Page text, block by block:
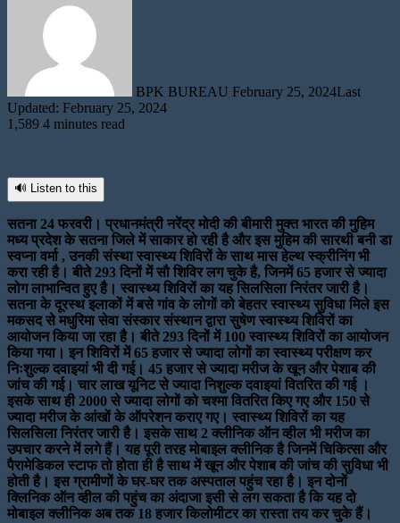
BPK BUREAU February 25, 2024Last
Updated: February 25, 2024
1,589 4 minutes read
🔊 Listen to this
सतना 24 फरवरी। प्रधानमंत्री नरेंद्र मोदी की बीमारी मुक्त भारत की मुहिम
मध्य प्रदेश के सतना जिले में साकार हो रही है और इस मुहिम की सारथी बनी डा
स्वप्ना वर्मा , उनकी संस्था स्वास्थ्य शिविरों के साथ मास हेल्थ स्क्रीनिंग भी
करा रही है। बीते 293 दिनों में सौ शिविर लग चुके है, जिनमें 65 हजार से ज्यादा
लोग लाभान्वित हुए है। स्वास्थ्य शिविरों का यह सिलसिला निरंतर जारी है।
सतना के दूरस्थ इलाकों में बसे गांव के लोगों को बेहतर स्वास्थ्य सुविधा मिले इस
मकसद से मधुरिमा सेवा संस्कार संस्थान द्वारा सुषेण स्वास्थ्य शिविरों का
आयोजन किया जा रहा है। बीते 293 दिनों में 100 स्वास्थ्य शिविरों का आयोजन
किया गया। इन शिविरों में 65 हजार से ज्यादा लोगों का स्वास्थ्य परीक्षण कर
निःशुल्क दवाइयां भी दी गई। 45 हजार से ज्यादा मरीज के खून और पेशाब की
जांच की गई। चार लाख यूनिट से ज्यादा निशुल्क दवाइयां वितरित की गई ।
इसके साथ ही 2000 से ज्यादा लोगों को चश्मा वितरित किए गए और 150 से
ज्यादा मरीज के आंखों के ऑपरेशन कराए गए। स्वास्थ्य शिविरों का यह
सिलसिला निरंतर जारी है। इसके साथ 2 क्लीनिक ऑन व्हील भी मरीज का
उपचार करने में लगे हैं। यह पूरी तरह मोबाइल क्लीनिक है जिनमें चिकित्सा और
पैरामेडिकल स्टाफ तो होता ही है साथ में खून और पेशाब की जांच की सुविधा भी
होती है। इस ग्रामीणों के घर-घर तक अस्पताल पहुंच रहा है। इन दोनों
क्लिनिक ऑन व्हील की पहुंच का अंदाजा इसी से लग सकता है कि यह दो
मोबाइल क्लीनिक अब तक 18 हजार किलोमीटर का रास्ता तय कर चुके हैं।